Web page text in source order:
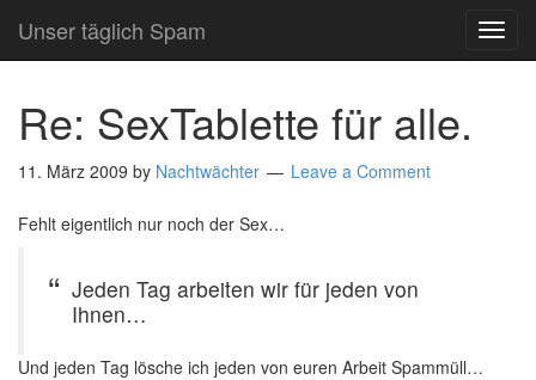
Unser täglich Spam
Re: SexTablette für alle.
11. März 2009 by Nachtwächter Leave a Comment
Fehlt eigentlich nur noch der Sex…
Jeden Tag arbeiten wir für jeden von
Ihnen…
Und jeden Tag lösche ich jeden von euren Arbeit Spammüll…